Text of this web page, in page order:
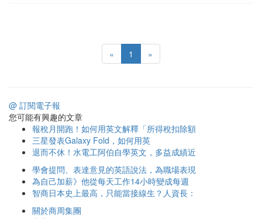
« 1 »
@ 訂閱電子報
您可能有興趣的文章
報稅月開跑！如何用英文解釋「所得稅扣除額
三星發表Galaxy Fold，如何用英
退而不休！水電工阿伯自學英文，多益成績近
學會提問、表達意見的英語說法，為職場表現
為自己加薪》他從每天工作14小時變成每週
智商日本史上最高，只能當接線生？人資長：
關於商周集團